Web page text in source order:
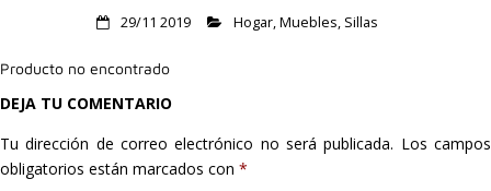
Deportes
Hogar
29/11 2019 Hogar,Muebles, Sillas
Producto no encontrado
DEJA TU COMENTARIO
Tu dirección de correo electrónico no será publicada. Los campos
obligatorios están marcados con *